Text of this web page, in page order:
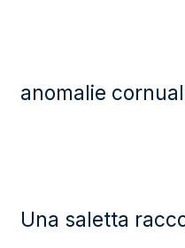
anomalie
Una saletta